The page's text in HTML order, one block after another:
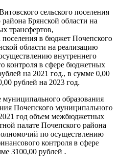
сельского поселения
Брянской области на
трансфертов,
в бюджет Почепского
области на реализацию
внутреннего
контроля в сфере бюджетных
на 2021 год., в сумме 0,00
рублей на 2023 год.
образования
Почепского муниципального
год объем межбюджетных
палате Почепского района
по осуществлению
контроля в сфере
3100,00 рублей .